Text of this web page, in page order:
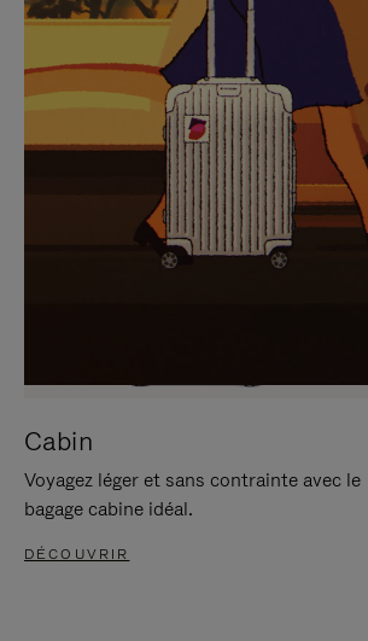
SUR
POUR
METTRE
PAUSE
VEUILLEZ
CLIQUER
POUR
RÉACTIVER
LE
SON
Cabin
Voyagez léger et sans contrainte avec le
bagage cabine idéal.
DÉCOUVRIR